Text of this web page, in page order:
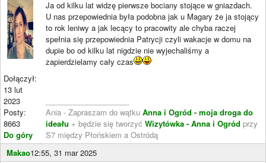
Dołączył:
13 lut
2023
Posty:
8663
Do góry
Ja od kilku lat widzę pierwsze bociany stojące w gniazdach.
U nas przepowiednia była podobna jak u Magary że ja stojący
to rok leniwy a jak lecący to pracowity ale chyba raczej
spełnia się przepowiednia Patrycji czyli wakacje w domu na
dupie bo od kilku lat nigdzie nie wyjechaliśmy a
zapierdzielamy cały czas
Ania - Zapraszam do wątku Anna i Ogród - moja droga do
ideału + będzie się tworzyć Wizytówka - Anna i Ogród przy
S7 między Płońskiem a Ostródą
Makao12:55, 31 mar 2025